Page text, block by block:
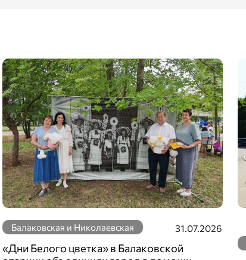
Балаковская и Николаевская 31.07.2026
«Дни Белого цветка» в Балаковской